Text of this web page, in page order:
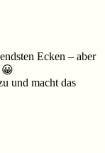
Ecken – aber
😀
und macht das